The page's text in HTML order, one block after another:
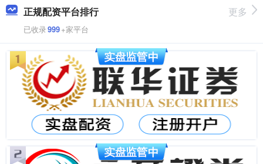
正规配资平台排行
已收录999+家平台
更多